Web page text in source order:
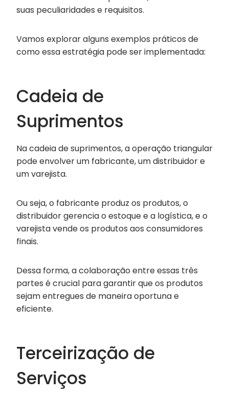
suas peculiaridades e requisitos.
Vamos explorar alguns exemplos práticos de
como essa estratégia pode ser implementada:
Cadeia de
Suprimentos
Na cadeia de suprimentos, a operação triangular
pode envolver um fabricante, um distribuidor e
um varejista.
Ou seja, o fabricante produz os produtos, o
distribuidor gerencia o estoque e a logística, e o
varejista vende os produtos aos consumidores
finais.
Dessa forma, a colaboração entre essas três
partes é crucial para garantir que os produtos
sejam entregues de maneira oportuna e
eficiente.
Terceirização de
Serviços